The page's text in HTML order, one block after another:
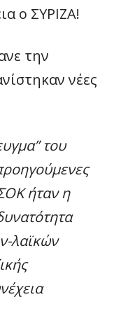
ο ΣΥΡΙΖΑ!
την
νέες
του
ήταν η
λαϊκών